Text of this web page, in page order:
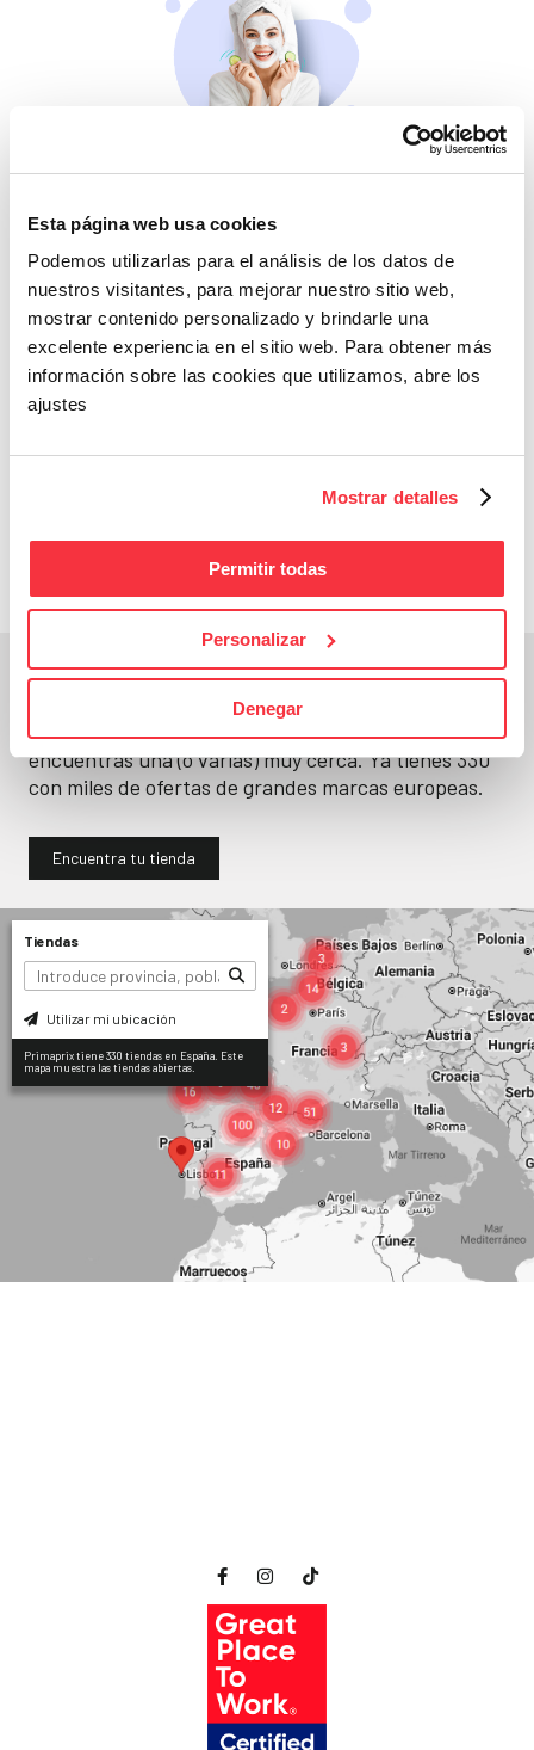
Esta página web usa cookies
Podemos utilizarlas para el análisis de los datos de
nuestros visitantes, para mejorar nuestro sitio web,
mostrar contenido personalizado y brindarle una
excelente experiencia en el sitio web. Para obtener más
información sobre las cookies que utilizamos, abre los
ajustes
Mostrar detalles
Permitir todas
Personalizar
Denegar
Belleza
Si no te mimas tú…
Adelántate a todos y
En un segundo, la encuentras.
No paramos de abrirtiendas. Seguro que
encuentras una (o varias) muy cerca. Ya tienes330
con miles de ofertas de grandes marcas europeas.
Encuentra tu tienda
Tiendas
Utilizar mi ubicación
Primaprix tiene 330 tiendas en España. Este
mapa muestra las tiendas abiertas.